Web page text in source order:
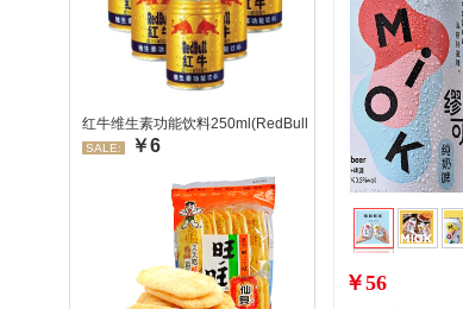
红牛维生素功能饮料250ml(RedBull/红牛)
SALE: ￥6
￥56